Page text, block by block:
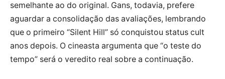
semelhante ao do original. Gans, todavia, prefere
aguardar a consolidação das avaliações, lembrando
que o primeiro “Silent Hill” só conquistou status cult
anos depois. O cineasta argumenta que “o teste do
tempo” será o veredito real sobre a continuação.